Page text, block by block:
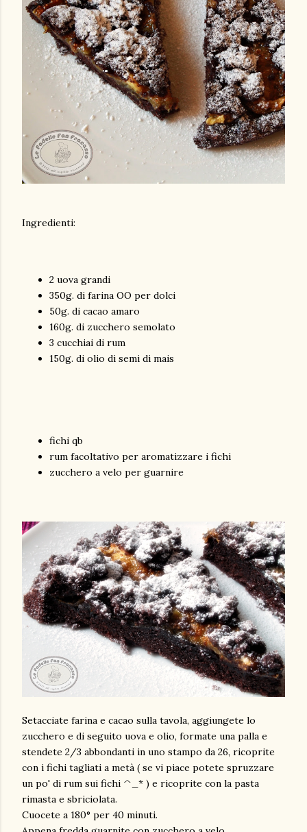
Ingredienti:
2 uova grandi
350g. di farina OO per dolci
50g. di cacao amaro
160g. di zucchero semolato
3 cucchiai di rum
150g. di olio di semi di mais
fichi qb
rum facoltativo per aromatizzare i fichi
zucchero a velo per guarnire
Setacciate farina e cacao sulla tavola, aggiungete lo
zucchero e di seguito uova e olio, formate una palla e
stendete 2/3 abbondanti in uno stampo da 26, ricoprite
con i fichi tagliati a metà ( se vi piace potete spruzzare
un po' di rum sui fichi ^_* ) e ricoprite con la pasta
rimasta e sbriciolata.
Cuocete a 180° per 40 minuti.